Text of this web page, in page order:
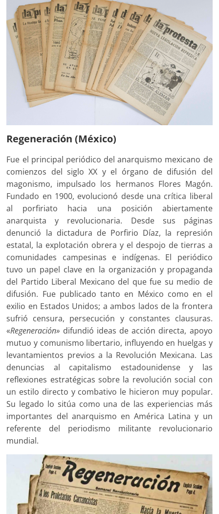
Regeneración (México)
Fue el principal periódico del anarquismo mexicano de
comienzos del siglo XX y el órgano de difusión del
magonismo, impulsado los hermanos Flores Magón.
Fundado en 1900, evolucionó desde una crítica liberal
al porfiriato hacia una posición abiertamente
anarquista y revolucionaria. Desde sus páginas
denunció la dictadura de Porfirio Díaz, la represión
estatal, la explotación obrera y el despojo de tierras a
comunidades campesinas e indígenas. El periódico
tuvo un papel clave en la organización y propaganda
del Partido Liberal Mexicano del que fue su medio de
difusión. Fue publicado tanto en México como en el
exilio en Estados Unidos; a ambos lados de la frontera
sufrió censura, persecución y constantes clausuras.
«Regeneración» difundió ideas de acción directa, apoyo
mutuo y comunismo libertario, influyendo en huelgas y
levantamientos previos a la Revolución Mexicana. Las
denuncias al capitalismo estadounidense y las
reflexiones estratégicas sobre la revolución social con
un estilo directo y combativo le hicieron muy popular.
Su legado lo sitúa como una de las experiencias más
importantes del anarquismo en América Latina y un
referente del periodismo militante revolucionario
mundial.